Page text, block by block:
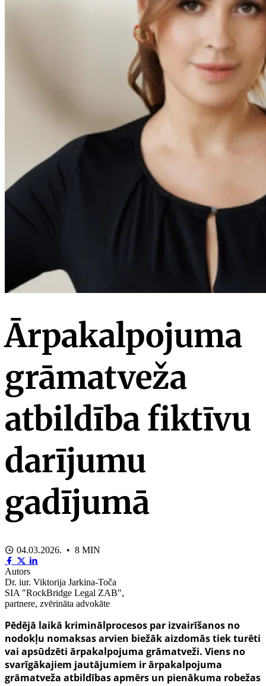
Ārpakalpojuma
grāmatveža
atbildība fiktīvu
darījumu
gadījumā
04.03.2026. • 8 MIN
Autors
Dr. iur. Viktorija Jarkina-Toča
SIA "RockBridge Legal ZAB",
partnere, zvērināta advokāte
Pēdējā laikā kriminālprocesos par izvairīšanos no
nodokļu nomaksas arvien biežāk aizdomās tiek turēti
vai apsūdzēti ārpakalpojuma grāmatveži. Viens no
svarīgākajiem jautājumiem ir ārpakalpojuma
grāmatveža atbildības apmērs un pienākuma robežas